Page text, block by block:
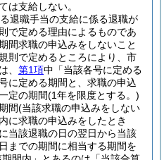
は支給しない。
退職手当の支給に係る退職が
で定める理由によるものであ
間求職の申込みをしないこと
則で定めるところにより、市
、 第1項中「当該各号に定める
に定める期間と、求職の申込
定の期間(1年を限度とする。)
間(当該求職の申込みをしない
に求職の申込みをしたとき
当該退職の日の翌日から当該
までの期間に相当する期間を